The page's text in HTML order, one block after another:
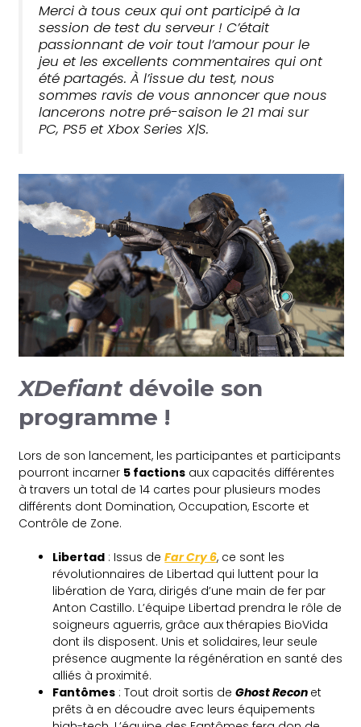
Merci à tous ceux qui ont participé à la
session de test du serveur ! C’était
passionnant de voir tout l’amour pour le
jeu et les excellents commentaires qui ont
été partagés. À l’issue du test, nous
sommes ravis de vous annoncer que nous
lancerons notre pré-saison le 21 mai sur
PC, PS5 et Xbox Series X|S.
XDefiant dévoile son
programme !
Lors de son lancement, les participantes et participants
pourront incarner 5 factions aux capacités différentes
à travers un total de 14 cartes pour plusieurs modes
différents dont Domination, Occupation, Escorte et
Contrôle de Zone.
Libertad : Issus deFar Cry 6, ce sont les
révolutionnaires de Libertad qui luttent pour la
libération de Yara, dirigés d’une main de fer par
Anton Castillo. L’équipe Libertad prendra le rôle de
soigneurs aguerris, grâce aux thérapies BioVida
dont ils disposent. Unis et solidaires, leur seule
présence augmente la régénération en santé des
alliés à proximité.
Fantômes : Tout droit sortis deGhost Recon et
prêts à en découdre avec leurs équipements